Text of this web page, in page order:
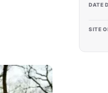
DATE
SITE